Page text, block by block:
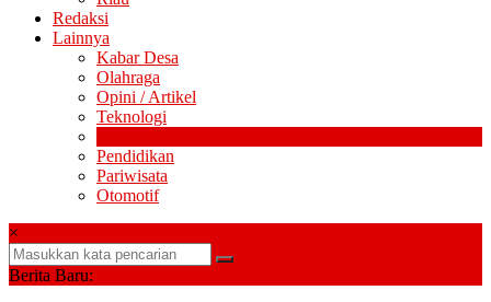
Redaksi
Lainnya
Kabar Desa
Olahraga
Opini / Artikel
Teknologi
Pendidikan
Pariwisata
Otomotif
×
Berita Baru: